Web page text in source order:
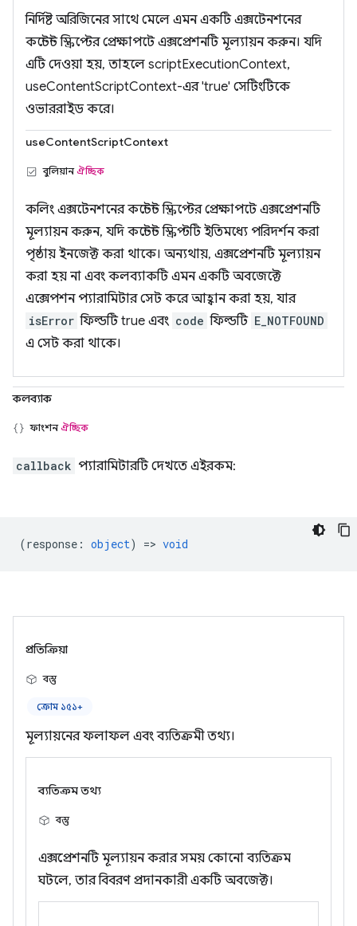
নির্দিষ্ট অরিজিনের সাথে মেলে এমন একটি এক্সটেনশনের
কন্টেন্ট স্ক্রিপ্টের প্রেক্ষাপটে এক্সপ্রেশনটি মূল্যায়ন করুন। যদি
এটি দেওয়া হয়, তাহলে scriptExecutionContext,
useContentScriptContext-এর 'true' সেটিংটিকে
ওভাররাইড করে।
useContentScriptContext
বুলিয়ানঐচ্ছিক
কলিং এক্সটেনশনের কন্টেন্ট স্ক্রিপ্টের প্রেক্ষাপটে এক্সপ্রেশনটি
মূল্যায়ন করুন, যদি কন্টেন্ট স্ক্রিপ্টটি ইতিমধ্যে পরিদর্শন করা
পৃষ্ঠায় ইনজেক্ট করা থাকে। অন্যথায়, এক্সপ্রেশনটি মূল্যায়ন
করা হয় না এবং কলব্যাকটি এমন একটি অবজেক্টে
এক্সেপশন প্যারামিটার সেট করে আহ্বান করা হয়, যার
isError ফিল্ডটি true এবং code ফিল্ডটি E_NOTFOUND
এ সেট করা থাকে।
কলব্যাক
ফাংশনঐচ্ছিক
callback প্যারামিটারটি দেখতে এইরকম:
(response : object) => void
প্রতিক্রিয়া
বস্তু
ক্রোম ১৫১+
মূল্যায়নের ফলাফল এবং ব্যতিক্রমী তথ্য।
ব্যতিক্রম তথ্য
বস্তু
এক্সপ্রেশনটি মূল্যায়ন করার সময় কোনো ব্যতিক্রম
ঘটলে, তার বিবরণ প্রদানকারী একটি অবজেক্ট।